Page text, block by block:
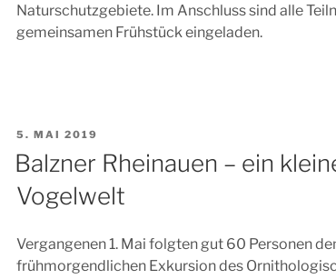
Naturschutzgebiete. Im Anschluss sind alle
gemeinsamen Frühstück eingeladen.
VERÖFFENTLICHT
AM
5. MAI 2019
Balzner Rheinauen – ein
Vogelwelt
Vergangenen 1. Mai folgten gut 60 Personen
frühmorgendlichen Exkursion des